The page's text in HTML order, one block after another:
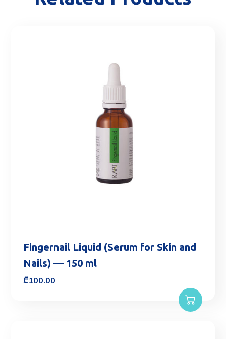
Fingernail Liquid (Serum for Skin and
Nails) — 150 ml
₾100.00